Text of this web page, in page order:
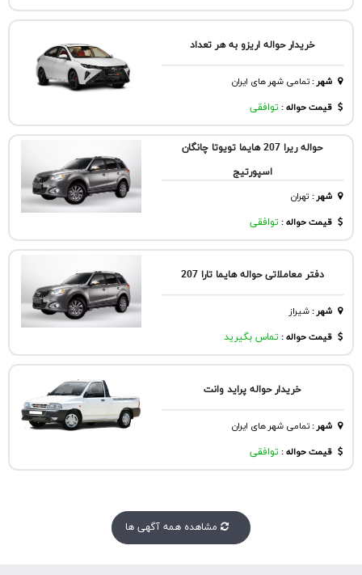
خریدار حواله اریزو به هر تعداد
شهر:تمامی شهر های ایران
قیمت حواله : توافقی
حواله ریرا 207 هایما تویوتا چانگان
اسپورتیج
شهر: تهران
قیمت حواله : توافقی
دفتر معاملاتی حواله هایما تارا 207
شهر:شيراز
قیمت حواله : تماس بگیرید
خریدار حواله پراید وانت
شهر:تمامی شهر های ایران
قیمت حواله : توافقی
مشاهده همه آگهی ها